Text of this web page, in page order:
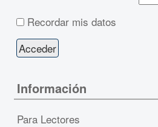
Recordar mis datos
Información
Para Lectores